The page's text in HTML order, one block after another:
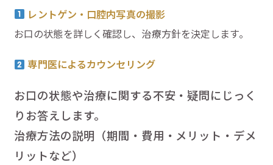
レントゲン・口腔内写真の撮影
お口の状態を詳しく確認し、治療方針を決定します。
専門医によるカウンセリング
お口の状態や治療に関する不安・疑問にじっく
りお答えします。
治療方法の説明（期間・費用・メリット・デメ
リットなど）